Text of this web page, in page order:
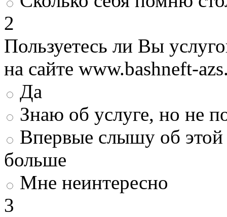
2
Пользуетесь ли Вы
на сайте www.bashneft-
Да
Знаю об услуге, но не
Впервые слышу об этой
больше
Мне неинтересно
3